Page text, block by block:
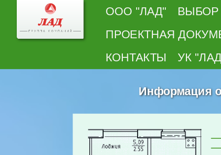
ООО "ЛАД" ВЫБОР
ПРОЕКТНАЯ
КОНТАКТЫ УК
Информация о